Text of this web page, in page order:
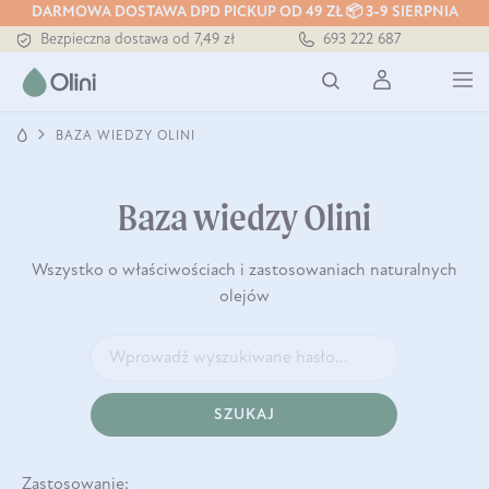
DARMOWA DOSTAWA DPD PICKUP OD 49 ZŁ 📦 3-9 SIERPNIA
Bezpieczna dostawa od 7,49 zł
Darmowa dostawa od 199 zł
Tłoczony zawsze na zimno
693 222 687
BAZA WIEDZY OLINI
Baza wiedzy Olini
Wszystko o właściwościach i zastosowaniach naturalnych
olejów
SZUKAJ
Zastosowanie: